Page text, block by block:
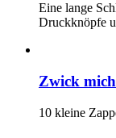
Eine lange
Druckknöpfe
Zwick mich
10 kleine